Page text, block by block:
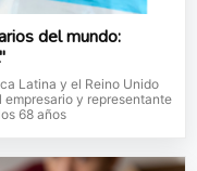
del mundo:
Latina y el Reino Unido
y representante
68 años